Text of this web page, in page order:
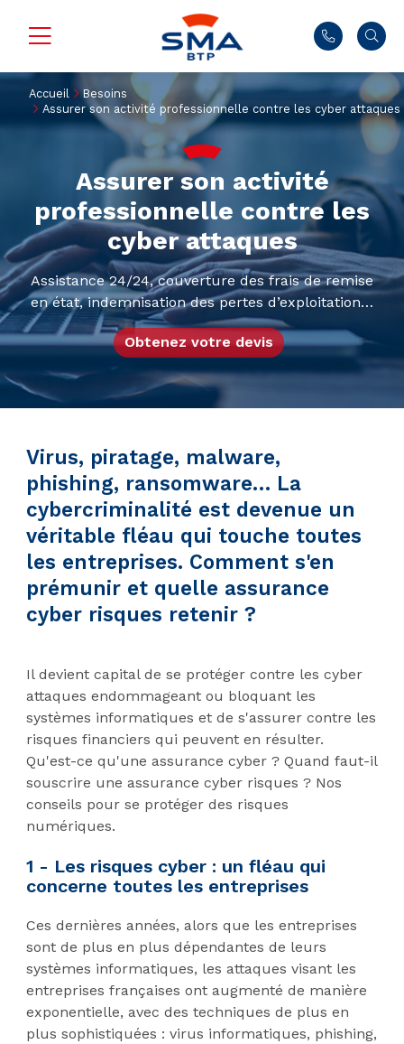
Accueil
Besoins
Assurer son activité professionnelle contre les cyber attaques
Assurer son activité
professionnelle contre les
cyber attaques
Assistance 24/24, couverture des frais de remise
en état, indemnisation des pertes d’exploitation…
Obtenez votre devis
Virus, piratage, malware,
phishing, ransomware… La
cybercriminalité est devenue un
véritable fléau qui touche toutes
les entreprises. Comment s'en
prémunir et quelle assurance
cyber risques retenir ?
Il devient capital de se protéger contre les cyber
attaques endommageant ou bloquant les
systèmes informatiques et de s'assurer contre les
risques financiers qui peuvent en résulter.
Qu'est-ce qu'une assurance cyber ? Quand faut-il
souscrire une assurance cyber risques ? Nos
conseils pour se protéger des risques
numériques.
1 - Les risques cyber : un fléau qui
concerne toutes les entreprises
Ces dernières années, alors que les entreprises
sont de plus en plus dépendantes de leurs
systèmes informatiques, les attaques visant les
entreprises françaises ont augmenté de manière
exponentielle, avec des techniques de plus en
plus sophistiquées : virus informatiques, phishing,